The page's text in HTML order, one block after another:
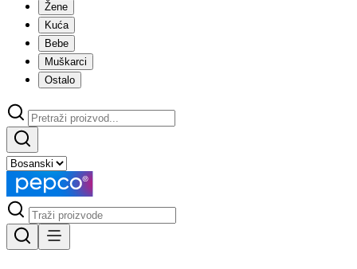
Žene
Kuća
Bebe
Muškarci
Ostalo